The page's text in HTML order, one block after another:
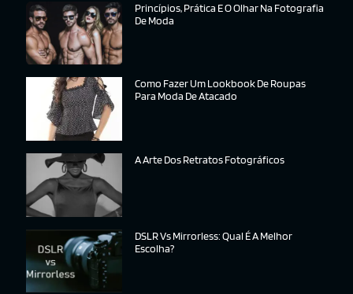
Princípios, Prática E O Olhar Na Fotografia
De Moda
Como Fazer Um Lookbook De Roupas
Para Moda De Atacado
A Arte Dos Retratos Fotográficos
DSLR Vs Mirrorless: Qual É A Melhor
Escolha?